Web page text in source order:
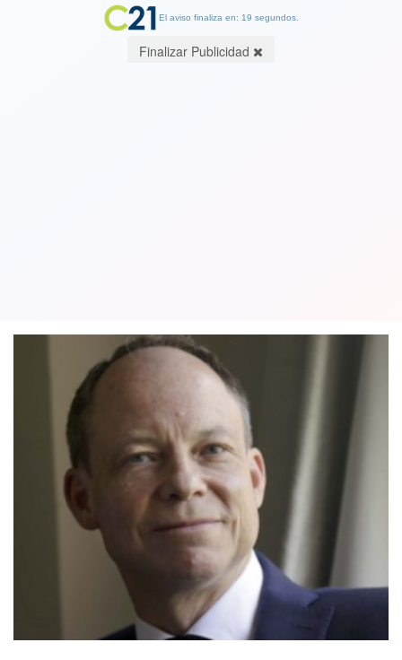
El aviso finaliza en: 19 segundos.
Finalizar Publicidad